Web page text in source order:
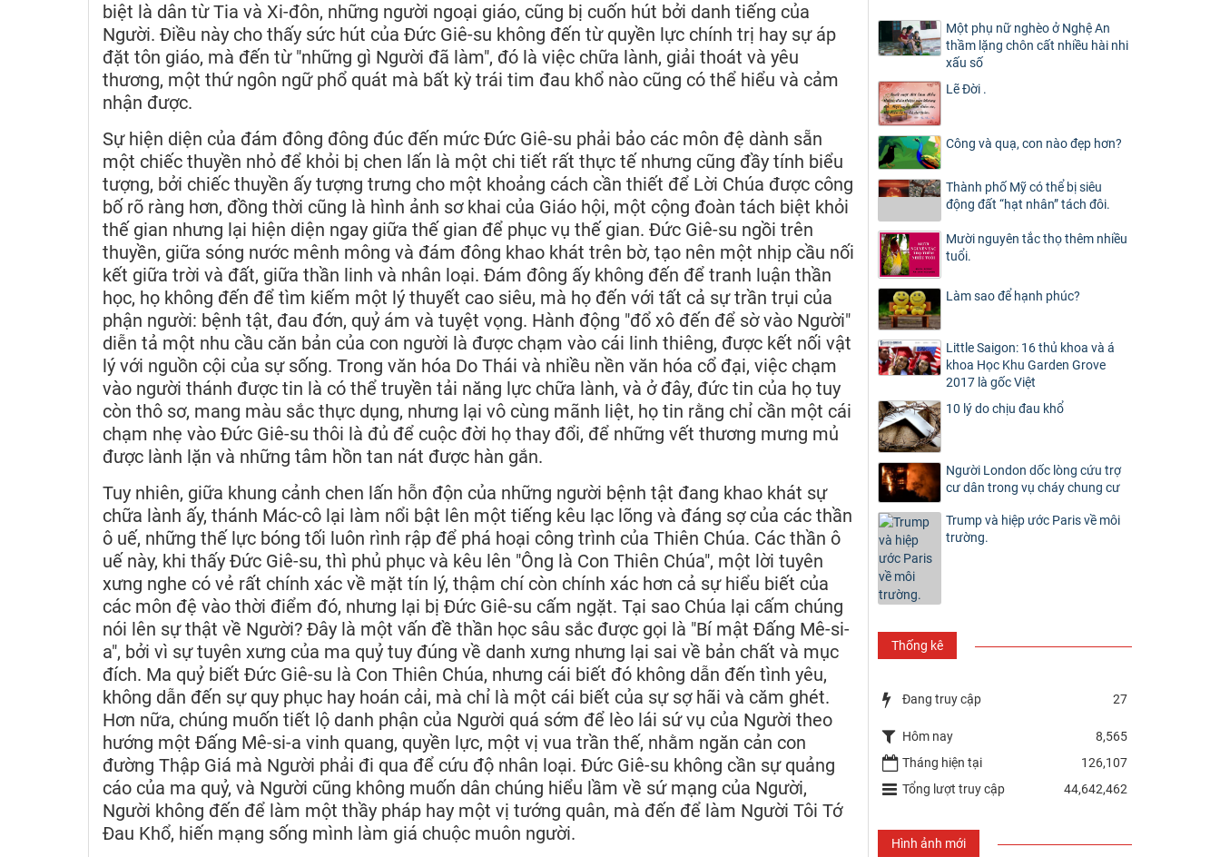
biệt là dân từ Tia và Xi-đôn, những người ngoại giáo, cũng bị cuốn hút bởi danh tiếng của
Người. Điều này cho thấy sức hút của Đức Giê-su không đến từ quyền lực chính trị hay sự áp
đặt tôn giáo, mà đến từ "những gì Người đã làm", đó là việc chữa lành, giải thoát và yêu
thương, một thứ ngôn ngữ phổ quát mà bất kỳ trái tim đau khổ nào cũng có thể hiểu và cảm
nhận được.
Sự hiện diện của đám đông đông đúc đến mức Đức Giê-su phải bảo các môn đệ dành sẵn
một chiếc thuyền nhỏ để khỏi bị chen lấn là một chi tiết rất thực tế nhưng cũng đầy tính biểu
tượng, bởi chiếc thuyền ấy tượng trưng cho một khoảng cách cần thiết để Lời Chúa được công
bố rõ ràng hơn, đồng thời cũng là hình ảnh sơ khai của Giáo hội, một cộng đoàn tách biệt khỏi
thế gian nhưng lại hiện diện ngay giữa thế gian để phục vụ thế gian. Đức Giê-su ngồi trên
thuyền, giữa sóng nước mênh mông và đám đông khao khát trên bờ, tạo nên một nhịp cầu nối
kết giữa trời và đất, giữa thần linh và nhân loại. Đám đông ấy không đến để tranh luận thần
học, họ không đến để tìm kiếm một lý thuyết cao siêu, mà họ đến với tất cả sự trần trụi của
phận người: bệnh tật, đau đớn, quỷ ám và tuyệt vọng. Hành động "đổ xô đến để sờ vào Người"
diễn tả một nhu cầu căn bản của con người là được chạm vào cái linh thiêng, được kết nối vật
lý với nguồn cội của sự sống. Trong văn hóa Do Thái và nhiều nền văn hóa cổ đại, việc chạm
vào người thánh được tin là có thể truyền tải năng lực chữa lành, và ở đây, đức tin của họ tuy
còn thô sơ, mang màu sắc thực dụng, nhưng lại vô cùng mãnh liệt, họ tin rằng chỉ cần một cái
chạm nhẹ vào Đức Giê-su thôi là đủ để cuộc đời họ thay đổi, để những vết thương mưng mủ
được lành lặn và những tâm hồn tan nát được hàn gắn.
Tuy nhiên, giữa khung cảnh chen lấn hỗn độn của những người bệnh tật đang khao khát sự
chữa lành ấy, thánh Mác-cô lại làm nổi bật lên một tiếng kêu lạc lõng và đáng sợ của các thần
ô uế, những thế lực bóng tối luôn rình rập để phá hoại công trình của Thiên Chúa. Các thần ô
uế này, khi thấy Đức Giê-su, thì phủ phục và kêu lên "Ông là Con Thiên Chúa", một lời tuyên
xưng nghe có vẻ rất chính xác về mặt tín lý, thậm chí còn chính xác hơn cả sự hiểu biết của
các môn đệ vào thời điểm đó, nhưng lại bị Đức Giê-su cấm ngặt. Tại sao Chúa lại cấm chúng
nói lên sự thật về Người? Đây là một vấn đề thần học sâu sắc được gọi là "Bí mật Đấng Mê-si-
a", bởi vì sự tuyên xưng của ma quỷ tuy đúng về danh xưng nhưng lại sai về bản chất và mục
đích. Ma quỷ biết Đức Giê-su là Con Thiên Chúa, nhưng cái biết đó không dẫn đến tình yêu,
không dẫn đến sự quy phục hay hoán cải, mà chỉ là một cái biết của sự sợ hãi và căm ghét.
Hơn nữa, chúng muốn tiết lộ danh phận của Người quá sớm để lèo lái sứ vụ của Người theo
hướng một Đấng Mê-si-a vinh quang, quyền lực, một vị vua trần thế, nhằm ngăn cản con
đường Thập Giá mà Người phải đi qua để cứu độ nhân loại. Đức Giê-su không cần sự quảng
cáo của ma quỷ, và Người cũng không muốn dân chúng hiểu lầm về sứ mạng của Người,
Người không đến để làm một thầy pháp hay một vị tướng quân, mà đến để làm Người Tôi Tớ
Đau Khổ, hiến mạng sống mình làm giá chuộc muôn người.
Một phụ nữ nghèo ở Nghệ An
thầm lặng chôn cất nhiều hài nhi
xấu số
Lẽ Đời .
Công và quạ, con nào đẹp hơn?
Thành phố Mỹ có thể bị siêu
động đất “hạt nhân” tách đôi.
Mười nguyên tắc thọ thêm nhiều
tuổi.
Làm sao để hạnh phúc?
Little Saigon: 16 thủ khoa và á
khoa Học Khu Garden Grove
2017 là gốc Việt
10 lý do chịu đau khổ
Người London dốc lòng cứu trợ
cư dân trong vụ cháy chung cư
Trump và hiệp ước Paris về môi
trường.
Thống kê
Đang truy cập 27
Hôm nay
8,565
Tháng hiện tại
126,107
Tổng lượt truy cập
44,642,462
Hình ảnh mới